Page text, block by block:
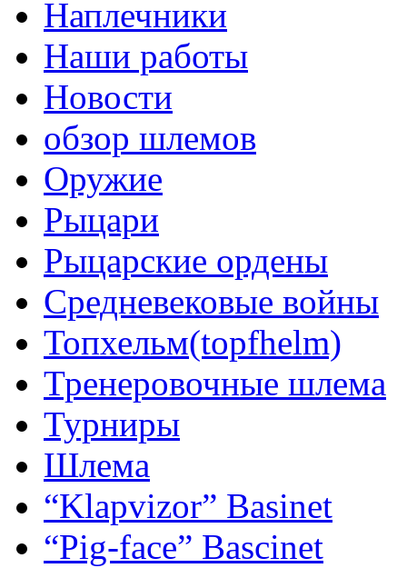
Наплечники
Наши работы
Новости
обзор шлемов
Оружие
Рыцари
Рыцарские ордены
Средневековые войны
Топхельм(topfhelm)
Тренеровочные шлема
Турниры
Шлема
“Klapvizor” Basinet
“Pig-face” Bascinet